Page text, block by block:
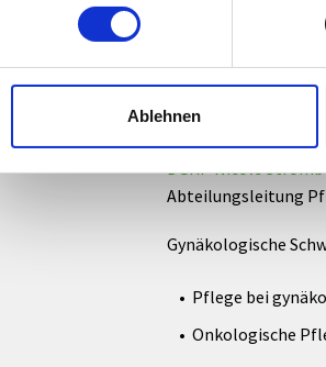
Ablehnen
DGKP Martin Cepe
Abteilungsleitung
DGKP Nicole
Abteilungsleitung
Gynäkologische
Pflege bei
Onkologische